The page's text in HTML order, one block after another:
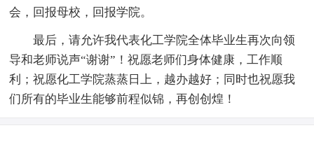
会，回报母校，回报学院。
最后，请允许我代表化工学院全体毕业生再次向领
导和老师说声“谢谢”！祝愿老师们身体健康，工作顺
利；祝愿化工学院蒸蒸日上，越办越好；同时也祝愿我
们所有的毕业生能够前程似锦，再创创煌！